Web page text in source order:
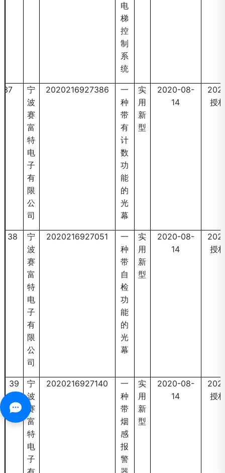
电
梯
控
制
系
统
37
宁
波
赛
富
特
电
子
有
限
公
司
2020216927386
一
种
带
有
计
数
功
能
的
光
幕
实
用
新
型
2020-08-
14
授
38
宁
波
赛
富
特
电
子
有
限
公
司
2020216927051
一
种
带
自
检
功
能
的
光
幕
实
用
新
型
2020-08-
14
授
39
宁
波
赛
富
特
电
子
2020216927140
一
种
带
烟
感
报
警
实
用
新
型
2020-08-
14
授